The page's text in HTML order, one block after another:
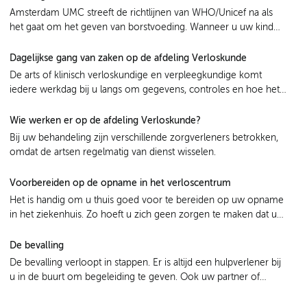
Amsterdam UMC streeft de richtlijnen van WHO/Unicef na als
het gaat om het geven van borstvoeding. Wanneer u uw kind
Dagelijkse gang van zaken op de afdeling Verloskunde
De arts of klinisch verloskundige en verpleegkundige komt
iedere werkdag bij u langs om gegevens, controles en hoe het
Wie werken er op de afdeling Verloskunde?
Bij uw behandeling zijn verschillende zorgverleners betrokken,
omdat de artsen regelmatig van dienst wisselen.
Voorbereiden op de opname in het verloscentrum
Het is handig om u thuis goed voor te bereiden op uw opname
in het ziekenhuis. Zo hoeft u zich geen zorgen te maken dat u
waar u thuis al aan zou kunnen denken.
De bevalling
De bevalling verloopt in stappen. Er is altijd een hulpverlener bij
u in de buurt om begeleiding te geven. Ook uw partner of